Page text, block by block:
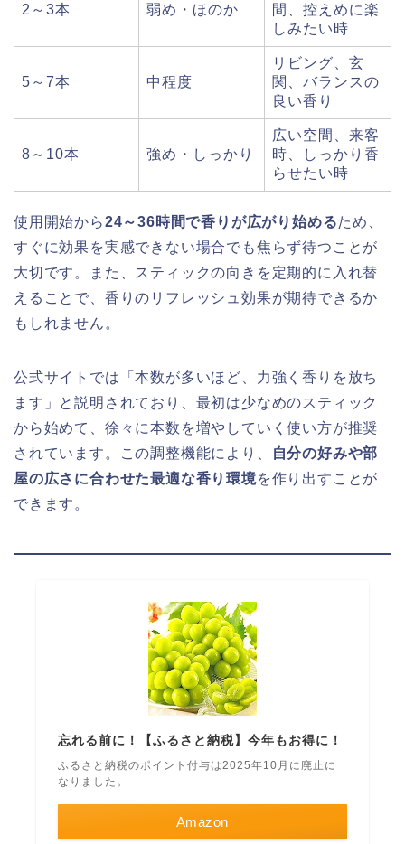
2～3本 弱め・ほのか
間、控えめに楽
しみたい時
5～7本 中程度
リビング、玄
関、バランスの
良い香り
8～10本 強め・しっかり
広い空間、来客
時、しっかり香
らせたい時
使用開始から24～36時間で香りが広がり始めるため、
すぐに効果を実感できない場合でも焦らず待つことが
大切です。また、スティックの向きを定期的に入れ替
えることで、香りのリフレッシュ効果が期待できるか
もしれません。
公式サイトでは「本数が多いほど、力強く香りを放ち
ます」と説明されており、最初は少なめのスティック
から始めて、徐々に本数を増やしていく使い方が推奨
されています。この調整機能により、
自分の好みや部
屋の広さに合わせた最適な香り環境を作り出すことが
できます。
忘れる前に！【ふるさと納税】今年もお得に！
ふるさと納税のポイント付与は2025年10月に廃止に
なりました。
Amazon